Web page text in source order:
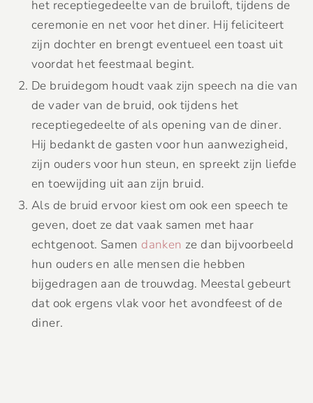
het receptiegedeelte van de bruiloft, tijdens de
ceremonie en net voor het diner. Hij feliciteert
zijn dochter en brengt eventueel een toast uit
voordat het feestmaal begint.
De bruidegom houdt vaak zijn speech na die van
de vader van de bruid, ook tijdens het
receptiegedeelte of als opening van de diner.
Hij bedankt de gasten voor hun aanwezigheid,
zijn ouders voor hun steun, en spreekt zijn liefde
en toewijding uit aan zijn bruid.
Als de bruid ervoor kiest om ook een speech te
geven, doet ze dat vaak samen met haar
echtgenoot. Samen danken ze dan bijvoorbeeld
hun ouders en alle mensen die hebben
bijgedragen aan de trouwdag. Meestal gebeurt
dat ook ergens vlak voor het avondfeest of de
diner.